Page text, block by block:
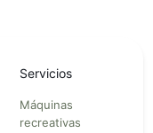
Servicios
Máquinas
recreativas